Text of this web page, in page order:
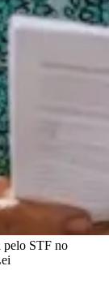
pelo STF no